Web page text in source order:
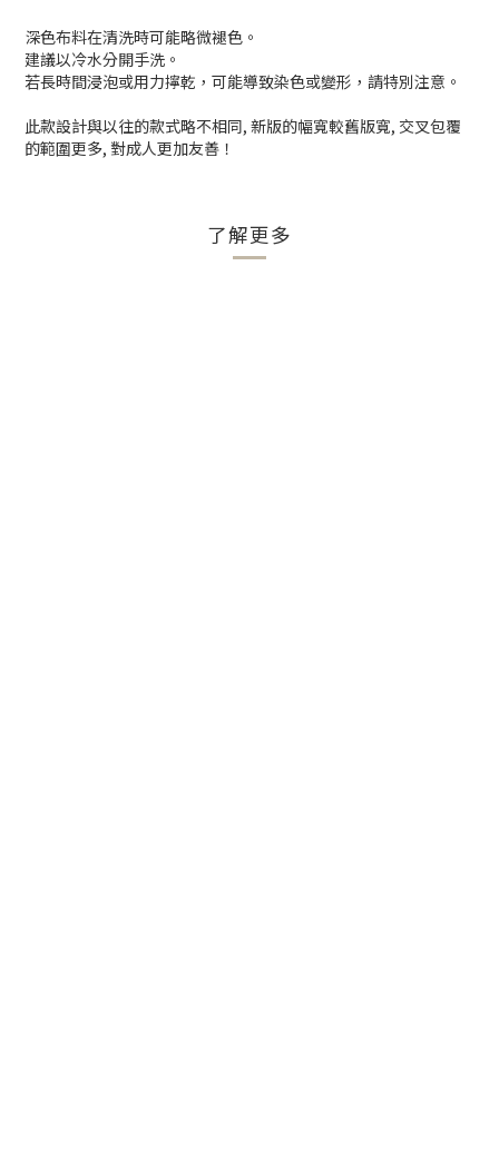
深色布料在清洗時可能略微褪色。
建議以冷水分開手洗。
若長時間浸泡或用力擰乾，可能導致染色或變形，請特別注意。
此款設計與以往的款式略不相同, 新版的幅寬較舊版寬, 交叉包覆
的範圍更多, 對成人更加友善！
了解更多